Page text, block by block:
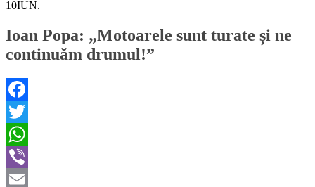
10IUN.
Ioan Popa: „Motoarele sunt turate și ne
continuăm drumul!”
Facebook
Twitter
WhatsApp
Viber